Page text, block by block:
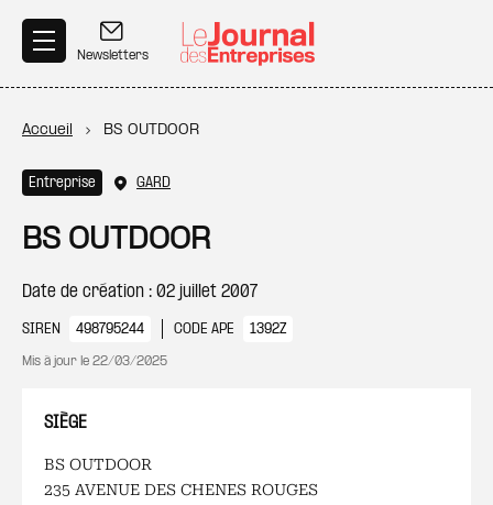
Newsletters
Fil d'Ariane
Accueil BS OUTDOOR
Entreprise GARD
BS OUTDOOR
Date de création : 02 juillet 2007
SIREN 498795244 CODE APE 1392Z
Mis à jour le 22/03/2025
SIÈGE
BS OUTDOOR
235 AVENUE DES CHENES ROUGES